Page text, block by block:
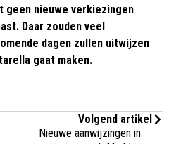
geen nieuwe verkiezingen
Daar zouden veel
dagen zullen uitwijzen
gaat maken.
Volgend artikel
Nieuwe aanwijzingen in